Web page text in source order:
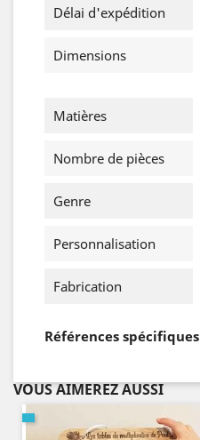
Délai d'expédition
Dimensions
Matières
Nombre de pièces
Genre
Personnalisation
Fabrication
Références spécifiques
VOUS AIMEREZ AUSSI